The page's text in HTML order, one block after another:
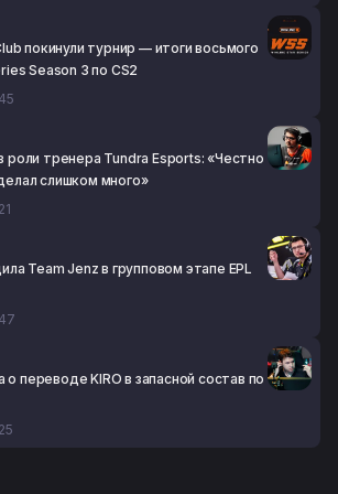
покинули турнир — итоги восьмого
Season 3 по CS2
роли тренера Tundra Esports: «Честно
слишком много»
Team Jenz в групповом этапе EPL
переводе KIRO в запасной состав по